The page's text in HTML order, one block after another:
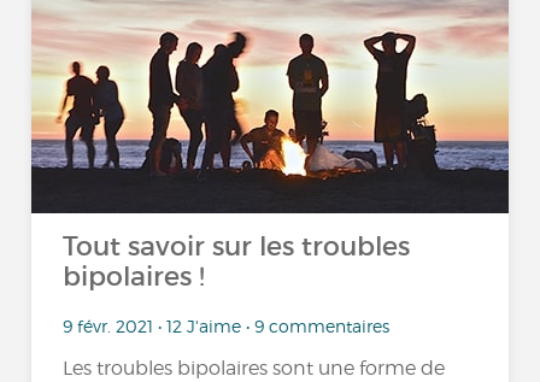
Tout savoir sur les troubles
bipolaires !
9 févr. 2021 • 12 J'aime • 9 commentaires
Les troubles bipolaires sont une forme de